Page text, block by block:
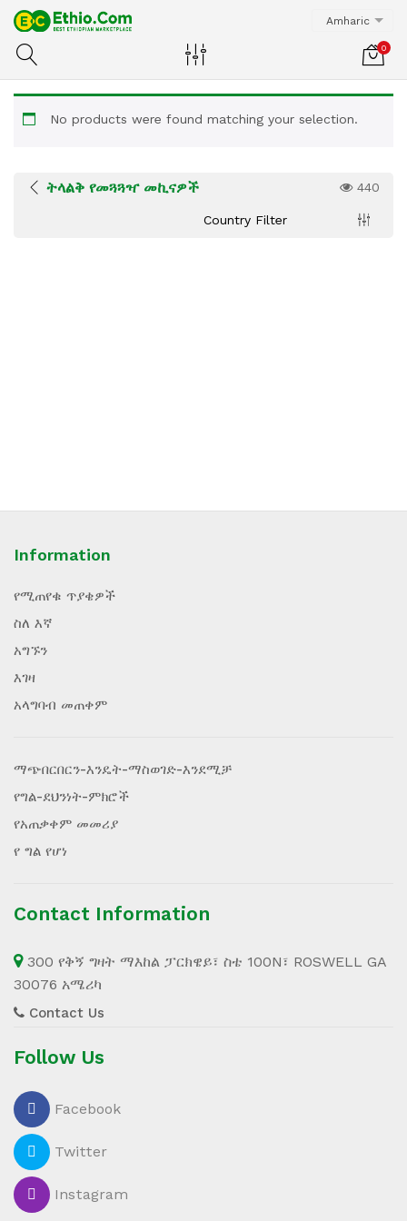
Amharic
0
No products were found matching your selection.
ትላልቅ የመጓጓዣ መኪናዎች 440
Country Filter
Information
የሚጠየቁ ጥያቄዎች
ስለ እኛ
አግኙን
እገዛ
አላግባብ መጠቀም
ማጭበርበርን-እንዴት-ማስወገድ-እንደሚቻ
የግል-ደህንነት-ምክሮች
የአጠቃቀም መመሪያ
የ ግል የሆነ
Contact Information
300 የቅኝ ግዛት ማእከል ፓርክዌይ፣ ስቴ 100N፣ ROSWELL GA
30076 አሜሪካ
Contact Us
Follow Us
Facebook
Twitter
Instagram